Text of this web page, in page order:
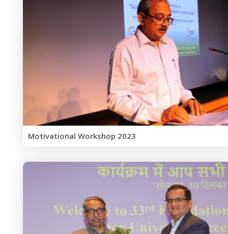
Motivational Workshop 2023